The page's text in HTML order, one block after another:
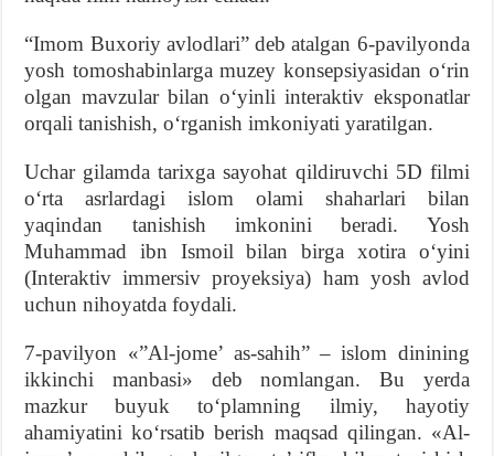
“Imom Buxoriy avlodlari” deb atalgan 6-pavilyonda
yosh tomoshabinlarga muzey konsepsiyasidan oʻrin
olgan mavzular bilan oʻyinli interaktiv eksponatlar
orqali tanishish, oʻrganish imkoniyati yaratilgan.
Uchar gilamda tarixga sayohat qildiruvchi 5D filmi
oʻrta asrlardagi islom olami shaharlari bilan
yaqindan tanishish imkonini beradi. Yosh
Muhammad ibn Ismoil bilan birga xotira oʻyini
(Interaktiv immersiv proyeksiya) ham yosh avlod
uchun nihoyatda foydali.
7-pavilyon «”Al-jomeʼ as-sahih” – islom dinining
ikkinchi manbasi» deb nomlangan. Bu yerda
mazkur buyuk toʻplamning ilmiy, hayotiy
ahamiyatini koʻrsatib berish maqsad qilingan. «Al-